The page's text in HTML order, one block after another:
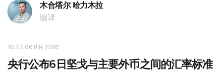
木合塔尔 哈力木拉
编译
10:37, 06 8月 2026
央行公布6日坚戈与主要外币之间的汇率标准